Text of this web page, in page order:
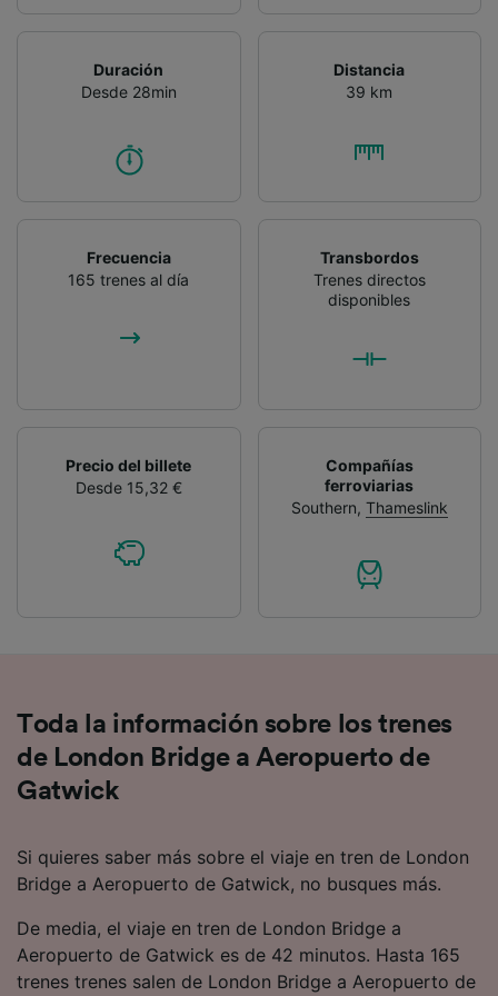
Duración
Desde 28min
Distancia
39 km
Frecuencia
165 trenes al día
Transbordos
Trenes directos
disponibles
Precio del billete
Desde 15,32 €
Compañías
ferroviarias
Southern, Thameslink
Toda la información sobre los trenes
de London Bridge a Aeropuerto de
Gatwick
Si quieres saber más sobre el viaje en tren de London
Bridge a Aeropuerto de Gatwick, no busques más.
De media, el viaje en tren de London Bridge a
Aeropuerto de Gatwick es de 42 minutos. Hasta 165
trenes trenes salen de London Bridge a Aeropuerto de
contenido personalizados, medición de
publicidad y contenido, investigación de
Lista de asociados (proveedores)